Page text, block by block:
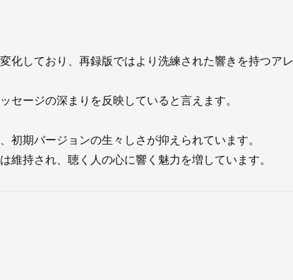
化しており、再録版ではより洗練された響きを持つアレ
セージの深まりを反映していると言えます。
初期バージョンの生々しさが抑えられています。
維持され、聴く人の心に響く魅力を増しています。